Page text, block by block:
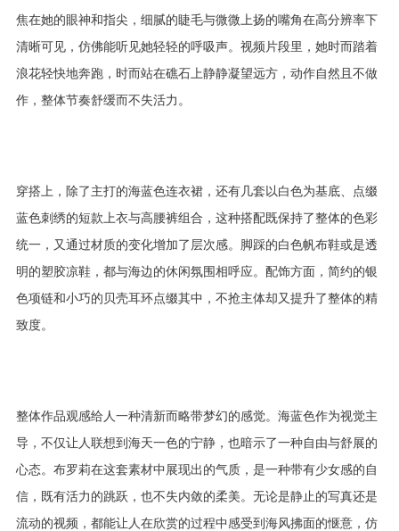
焦在她的眼神和指尖，细腻的睫毛与微微上扬的嘴角在高分辨率下
清晰可见，仿佛能听见她轻轻的呼吸声。视频片段里，她时而踏着
浪花轻快地奔跑，时而站在礁石上静静凝望远方，动作自然且不做
作，整体节奏舒缓而不失活力。
穿搭上，除了主打的海蓝色连衣裙，还有几套以白色为基底、点缀
蓝色刺绣的短款上衣与高腰裤组合，这种搭配既保持了整体的色彩
统一，又通过材质的变化增加了层次感。脚踩的白色帆布鞋或是透
明的塑胶凉鞋，都与海边的休闲氛围相呼应。配饰方面，简约的银
色项链和小巧的贝壳耳环点缀其中，不抢主体却又提升了整体的精
致度。
整体作品观感给人一种清新而略带梦幻的感觉。海蓝色作为视觉主
导，不仅让人联想到海天一色的宁静，也暗示了一种自由与舒展的
心态。布罗莉在这套素材中展现出的气质，是一种带有少女感的自
信，既有活力的跳跃，也不失内敛的柔美。无论是静止的写真还是
流动的视频，都能让人在欣赏的过程中感受到海风拂面的惬意，仿